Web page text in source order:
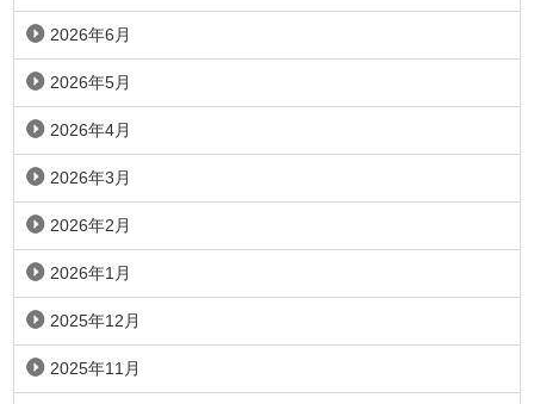
2026年6月
2026年5月
2026年4月
2026年3月
2026年2月
2026年1月
2025年12月
2025年11月